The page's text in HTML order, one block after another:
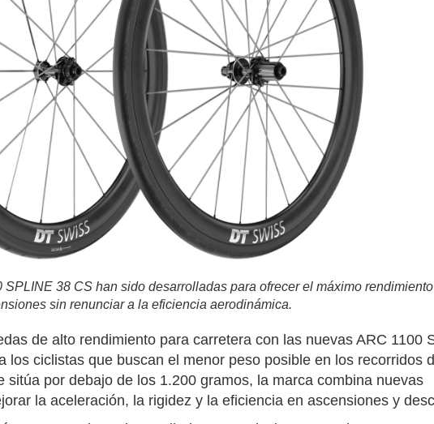
38 CS han sido desarrolladas para ofrecer el máximo
sin renunciar a la eficiencia aerodinámica.
de alto rendimiento para carretera con las nuevas ARC 1100
los ciclistas que buscan el menor peso posible en los recorridos
sitúa por debajo de los 1.200 gramos, la marca combina nuevas
la aceleración, la rigidez y la eficiencia en ascensiones y